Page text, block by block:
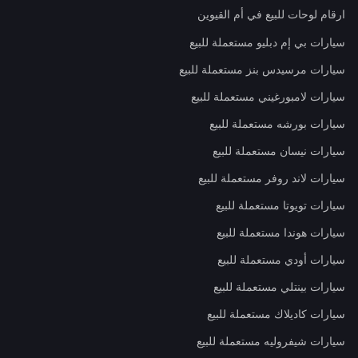
ارقام لوحات للبيع في أم القيوين
سيارات بي إم دبليو مستعملة للبيع
سيارات مرسيدس بنز مستعملة للبيع
سيارات لامبورغيني مستعملة للبيع
سيارات بورشه مستعملة للبيع
سيارات نيسان مستعملة للبيع
سيارات لاند روفر مستعملة للبيع
سيارات تويوتا مستعملة للبيع
سيارات هوندا مستعملة للبيع
سيارات أودي مستعملة للبيع
سيارات بينتلي مستعملة للبيع
سيارات كاديلاك مستعملة للبيع
سيارات شيفروليه مستعملة للبيع